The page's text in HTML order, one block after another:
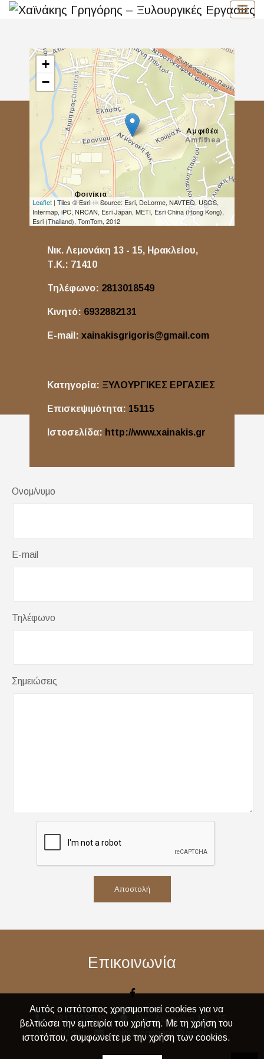
+
−
Leaflet | Tiles © Esri — Source: Esri, DeLorme, NAVTEQ, USGS,
Intermap, iPC, NRCAN, Esri Japan, METI, Esri China (Hong Kong),
Esri (Thailand), TomTom, 2012
Νικ. Λεμονάκη 13 - 15, Ηρακλείου,
Τ.Κ.: 71410
Τηλέφωνο: 2813018549
Κινητό: 6932882131
E-mail: xainakisgrigoris@gmail.com
Κατηγορία: ΞΥΛΟΥΡΓΙΚΕΣ ΕΡΓΑΣΙΕΣ
Επισκεψιμότητα: 15115
Ιστοσελίδα: http://www.xainakis.gr
Ονομ/νυμο
E-mail
Τηλέφωνο
Σημειώσεις
Αποστολή
Επικοινωνία
2813018549
Νικ. Λεμονάκη 13 - 15,
Ηρακλείου
xainakisgrigoris@gmail.com
Αυτός ο ιστότοπος χρησιμοποιεί cookies για να
βελτιώσει την εμπειρία του χρήστη. Με τη χρήση του
ιστοτόπου, συμφωνείτε με την χρήση των cookies.